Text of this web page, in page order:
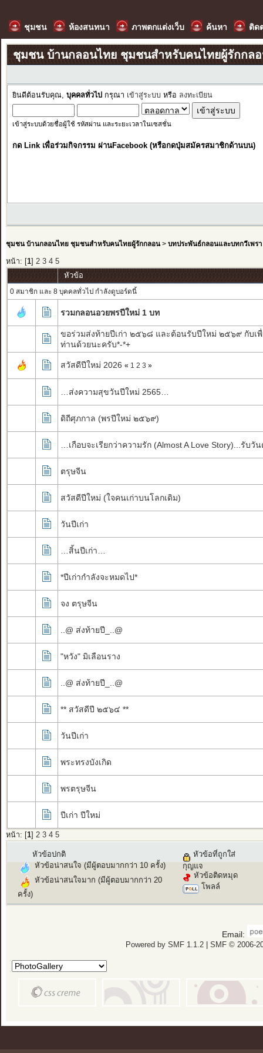
ชุมชน ห้องสนทนา ภาพตกแต่งเว็บ ค้นหา ติด
ชุมชน บ้านกลอนไทย ชุมชนสำหรับคนไทยผู้รักกล
ยินดีต้อนรับคุณ, บุคคลทั่วไป กรุณา เข้าสู่ระบบ หรือ ลงทะเบียน
เข้าสู่ระบบด้วยชื่อผู้ใช้ รหัสผ่าน และระยะเวลาในเซสชั่น
กด Link เพื่อร่วมกิจกรรม ผ่านFacebook (หรือกดปุ่มสมัครสมาชิกด้านบน)
ชุมชน บ้านกลอนไทย ชุมชนสำหรับคนไทยผู้รักกลอน> บทประพันธ์กลอนและบทกวีเพรา
หน้า: [ 1] 2 3 4 5
หัวข้อ
0 สมาชิก และ 8 บุคคลทั่วไป กำลังดูบอร์ดนี้
รวมกลอนอวยพรปีใหม่ 1 บท
ขอร่วมส่งท้ายปีเก่า ๒๕๖๘ และต้อนรับปีใหม่ ๒๕๖๙ กับเ
ท่านด้วยนะครับ*-*+
สวัสดีปีใหม่ 2026 « 1 2 3 »
…ส่งความสุขวันปีใหม่ 2565…
ดิถีศุภกาล (พรปีใหม่ ๒๕๖๙)
…เกือบจะเรียกว่าความรัก (Almost A Love Story)...รับวั
ตรุษจีน
สวัสดีปีใหม่ (ใจคนเก่าบนโลกเดิม)
วันปีเก่า
…สิ้นปีเก่า…
*ปีเก่ากำลังจะหมดไป*
จง ตรุษจีน
..@ ส่งท้ายปี_..@
"หวัง" มิเลือนราง
..@ ส่งท้ายปี_..@
** สวัสดีปี ๒๕๖๔ **
วันปีเก่า
พระทรงบังเกิด
พรตรุษจีน
ปีเก่า ปีใหม่
หน้า: [ 1] 2 3 4 5
หัวข้อปกติ
หัวข้อน่าสนใจ (มีผู้ตอบมากกว่า 10 ครั้ง)
หัวข้อน่าสนใจมาก (มีผู้ตอบมากกว่า 20
ครั้ง)
หัวข้อที่ถูกใส่
กุญแจ
หัวข้อติดหมุด
โพลล์
Email:
Powered by SMF 1.1.2| SMF © 2006-